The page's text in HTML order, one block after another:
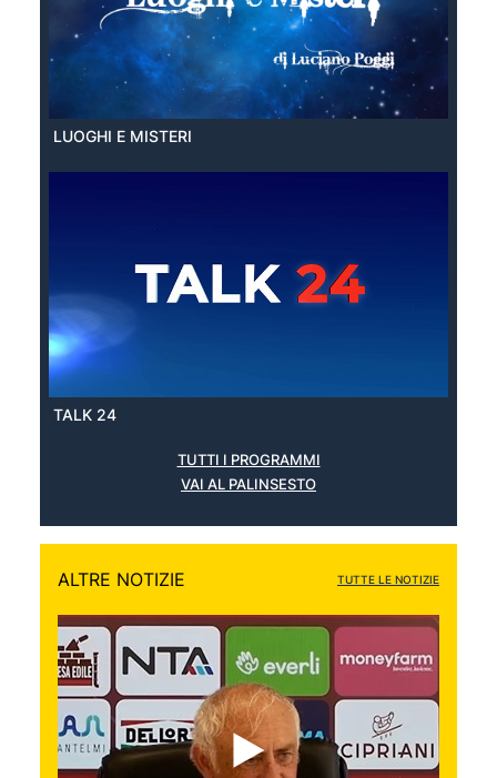
LUOGHI E MISTERI
TALK 24
TUTTI I PROGRAMMI
VAI AL PALINSESTO
ALTRE NOTIZIE TUTTE LE NOTIZIE